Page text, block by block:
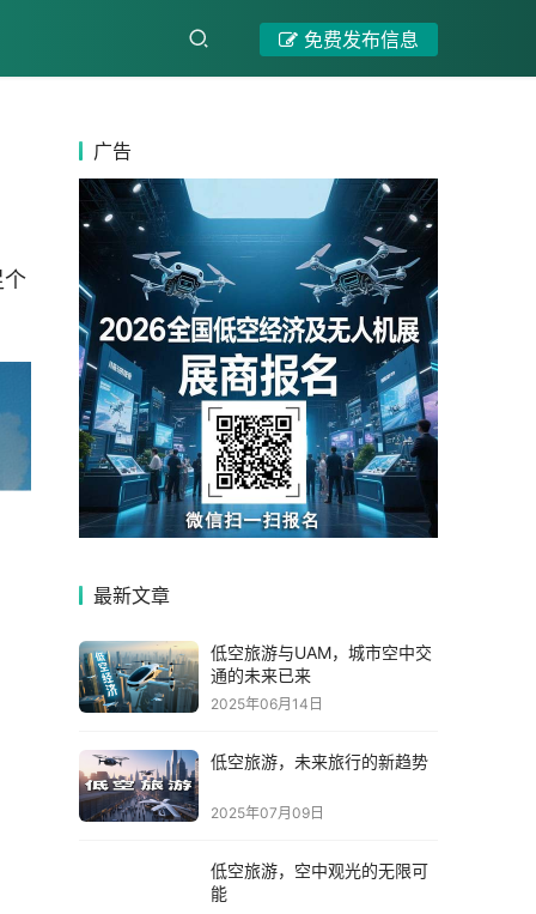
免费发布信息
个
广告
最新文章
低空旅游与UAM，城市空中交
通的未来已来
2025年06月14日
低空旅游，未来旅行的新趋势
2025年07月09日
低空旅游，空中观光的无限可
能